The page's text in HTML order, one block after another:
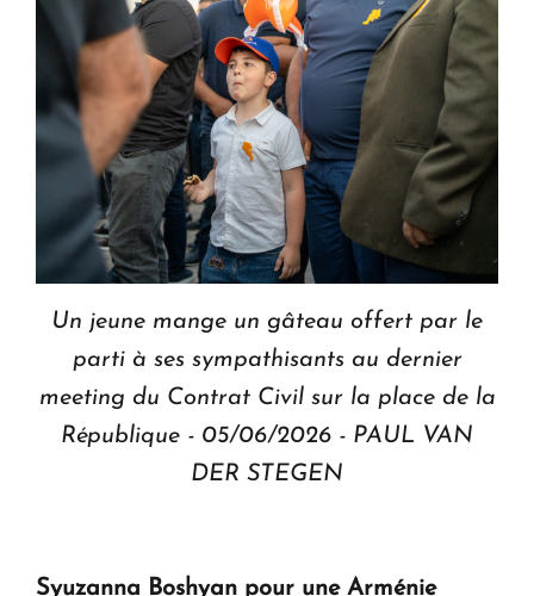
Un jeune mange un gâteau offert par le
parti à ses sympathisants au dernier
meeting du Contrat Civil sur la place de la
République - 05/06/2026 - PAUL VAN
DER STEGEN
Syuzanna Boshyan pour une Arménie